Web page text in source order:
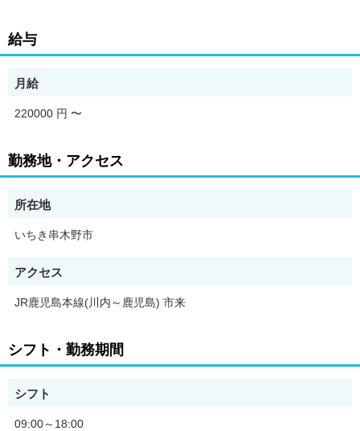
非公開の職業紹介求人です。
応募ボタンより問い合わせ頂くと担当者よりご連絡いたします。
【PR・職場情報】
ブランクOK／交通費支給／夜勤なし／残業なし／研修支援有／車
通勤ＯＫ
病院の看護師/准看護師/マイカー通勤OK!日勤のみ＆残業ナシ!/精
神科で訪問看護のお仕事◯未経験からスキルアップを目指せます!
【求人のポイント】
・昇給あり
・交通費支給
・即日勤務OK
・昇格あり
・経験者歓迎
・育休制度あり
・禁煙・分煙
・産休制度あり
給与
月給
220000 円 〜
勤務地・アクセス
所在地
いちき串木野市
アクセス
JR鹿児島本線(川内～鹿児島) 市来
シフト・勤務期間
シフト
09:00～18:00